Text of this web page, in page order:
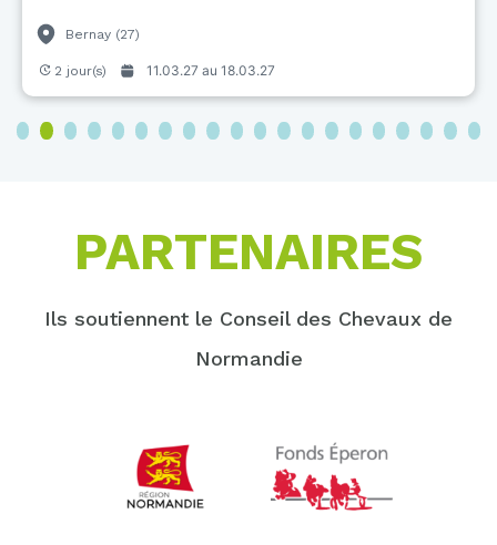
Bernay (27)
2 jour(s) 11.03.27 au 18.03.27
3 4 5 6 7 8 9 10 11 12 13 14 15 16 17 18 19 20
PARTENAIRES
Ils soutiennent le Conseil des Chevaux de
Normandie